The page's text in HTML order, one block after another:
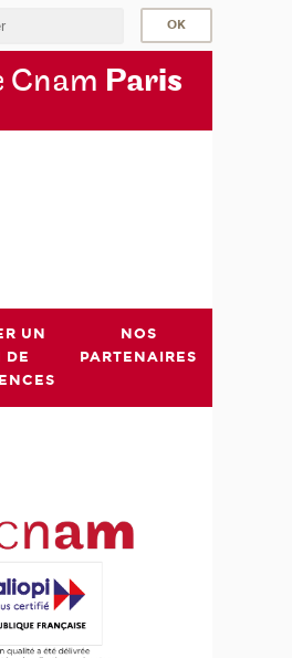
Cnam Paris
UN
DE
NOS
PARTENAIRES